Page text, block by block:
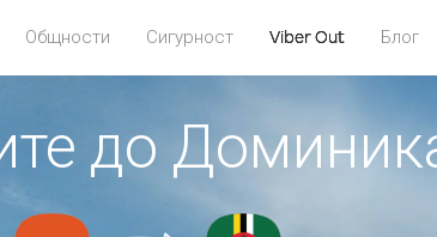
Общности Сигурност Viber Out Блог
до